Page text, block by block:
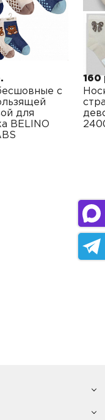
с
для
BELINO
160